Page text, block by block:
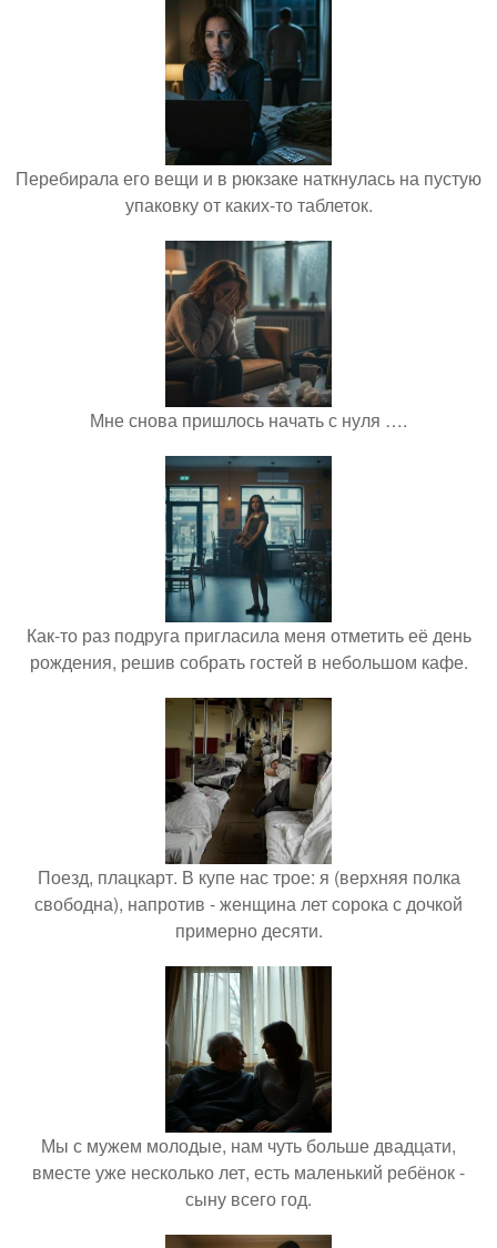
Перебирала его вещи и в рюкзаке наткнулась на пустую
упаковку от каких-то таблеток.
Мне снова пришлось начать с нуля ….
Как-то раз подруга пригласила меня отметить её день
рождения, решив собрать гостей в небольшом кафе.
Поезд, плацкарт. В купе нас трое: я (верхняя полка
свободна), напротив - женщина лет сорока с дочкой
примерно десяти.
Мы с мужем молодые, нам чуть больше двадцати,
вместе уже несколько лет, есть маленький ребёнок -
сыну всего год.